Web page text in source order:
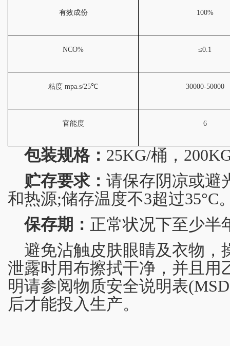
有效成份 100%
NCO% ≤0.1
粘度 mpa.s/25℃ 30000-50000
官能度 6
包装规格： 25KG/桶，
贮存要求： 请保存阴凉或避
和热源;储存温度不3超过35°C
保存期： 正常状况下至少半
避免沾触皮肤眼睛及衣物，
泄露时用布擦拭干净，并且用
明请参阅物质安全说明表
后才能投入生产。